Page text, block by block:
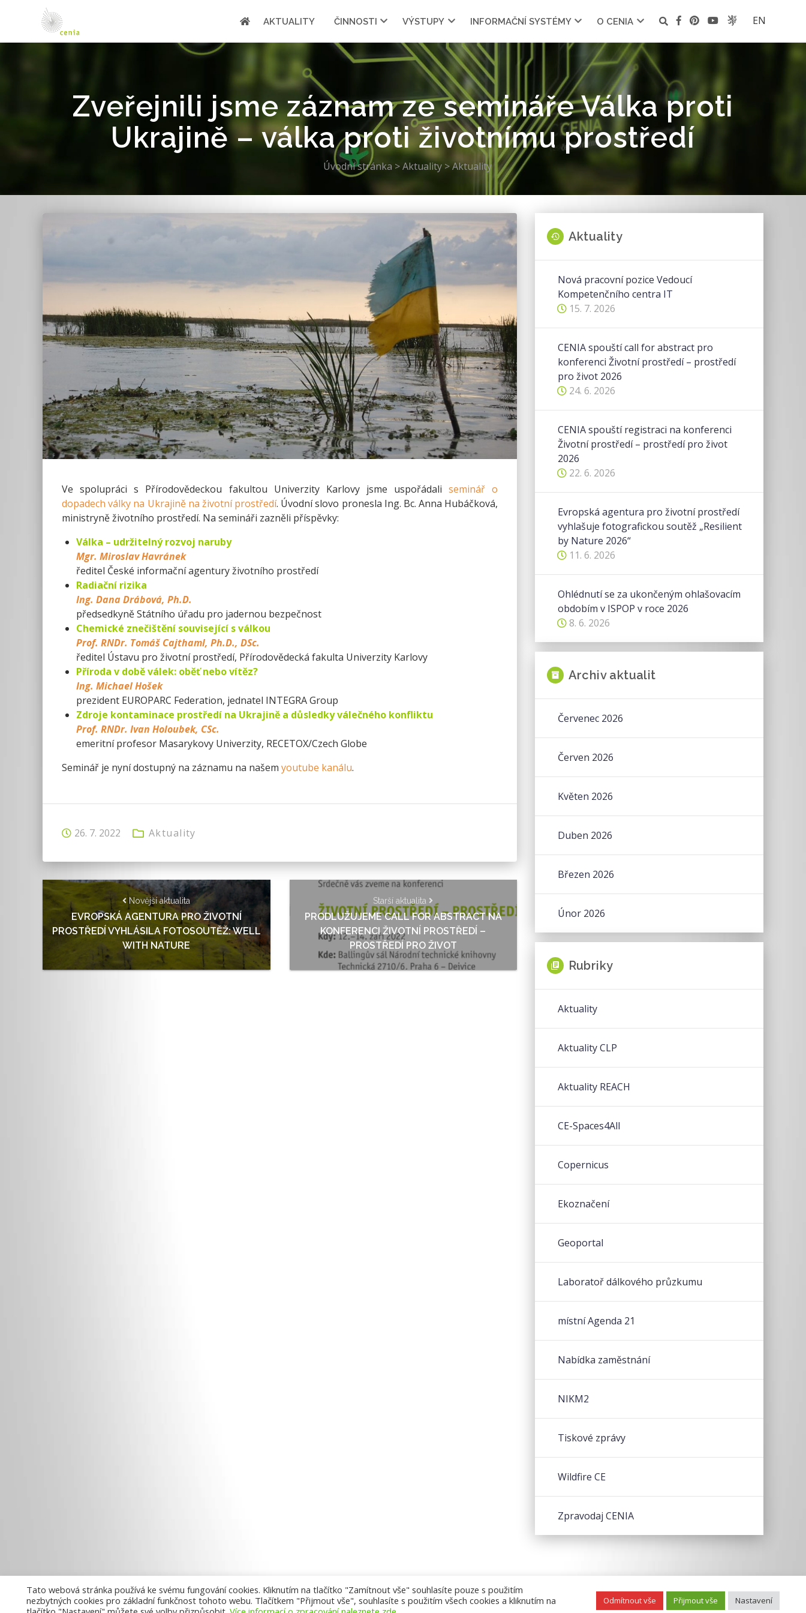
AKTUALITY ČINNOSTI VÝSTUPY INFORMAČNÍ SYSTÉMY O CENIA EN
Zveřejnili jsme záznam ze semináře Válka proti
Ukrajině – válka proti životnímu prostředí
Úvodní stránka >Aktuality >Aktuality
Ve spolupráci s Přírodovědeckou fakultou Univerzity Karlovy jsme uspořádaliseminář o
dopadech války na Ukrajině na životní prostředí. Úvodní slovo pronesla Ing. Bc. Anna Hubáčková,
ministryně životního prostředí. Na semináři zazněli příspěvky:
Válka – udržitelný rozvoj naruby
Mgr. Miroslav Havránek
ředitel České informační agentury životního prostředí
Radiační rizika
Ing. Dana Drábová, Ph.D.
předsedkyně Státního úřadu pro jadernou bezpečnost
Chemické znečištění související s válkou
Prof. RNDr. Tomáš Cajthaml, Ph.D., DSc.
ředitel Ústavu pro životní prostředí, Přírodovědecká fakulta Univerzity Karlovy
Příroda v době válek: oběť nebo vítěz?
Ing. Michael Hošek
prezident EUROPARC Federation, jednatel INTEGRA Group
Zdroje kontaminace prostředí na Ukrajině a důsledky válečného konfliktu
Prof. RNDr. Ivan Holoubek, CSc.
emeritní profesor Masarykovy Univerzity, RECETOX/Czech Globe
Seminář je nyní dostupný na záznamu na našem youtube kanálu.
26. 7. 2022 Aktuality
Starší aktualita
PRODLUŽUJEME CALL FOR ABSTRACT NA
KONFERENCI ŽIVOTNÍ PROSTŘEDÍ –
PROSTŘEDÍ PRO ŽIVOT
Novější aktualita
EVROPSKÁ AGENTURA PRO ŽIVOTNÍ
PROSTŘEDÍ VYHLÁSILA FOTOSOUTĚŽ: WELL
WITH NATURE
Aktuality
Nová pracovní pozice Vedoucí
Kompetenčního centra IT
15. 7. 2026
CENIA spouští call for abstract pro
konferenci Životní prostředí – prostředí
pro život 2026
24. 6. 2026
CENIA spouští registraci na konferenci
Životní prostředí – prostředí pro život
2026
22. 6. 2026
Evropská agentura pro životní prostředí
vyhlašuje fotografickou soutěž „Resilient
by Nature 2026“
11. 6. 2026
Ohlédnutí se za ukončeným ohlašovacím
obdobím v ISPOP v roce 2026
8. 6. 2026
Archiv aktualit
Červenec 2026
Červen 2026
Květen 2026
Duben 2026
Březen 2026
Únor 2026
Rubriky
Aktuality
Aktuality CLP
Aktuality REACH
CE-Spaces4All
Copernicus
Ekoznačení
Geoportal
Laboratoř dálkového průzkumu
místní Agenda 21
Nabídka zaměstnání
NIKM2
Tiskové zprávy
Wildfire CE
Zpravodaj CENIA
Tato webová stránka používá ke svému fungování cookies. Kliknutím na tlačítko "Zamítnout vše" souhlasíte pouze s použitím
nezbytných cookies pro základní funkčnost tohoto webu. Tlačítkem "Přijmout vše", souhlasíte s použitím všech cookies a kliknutím na
Odmítnout vše Přijmout vše Nastavení